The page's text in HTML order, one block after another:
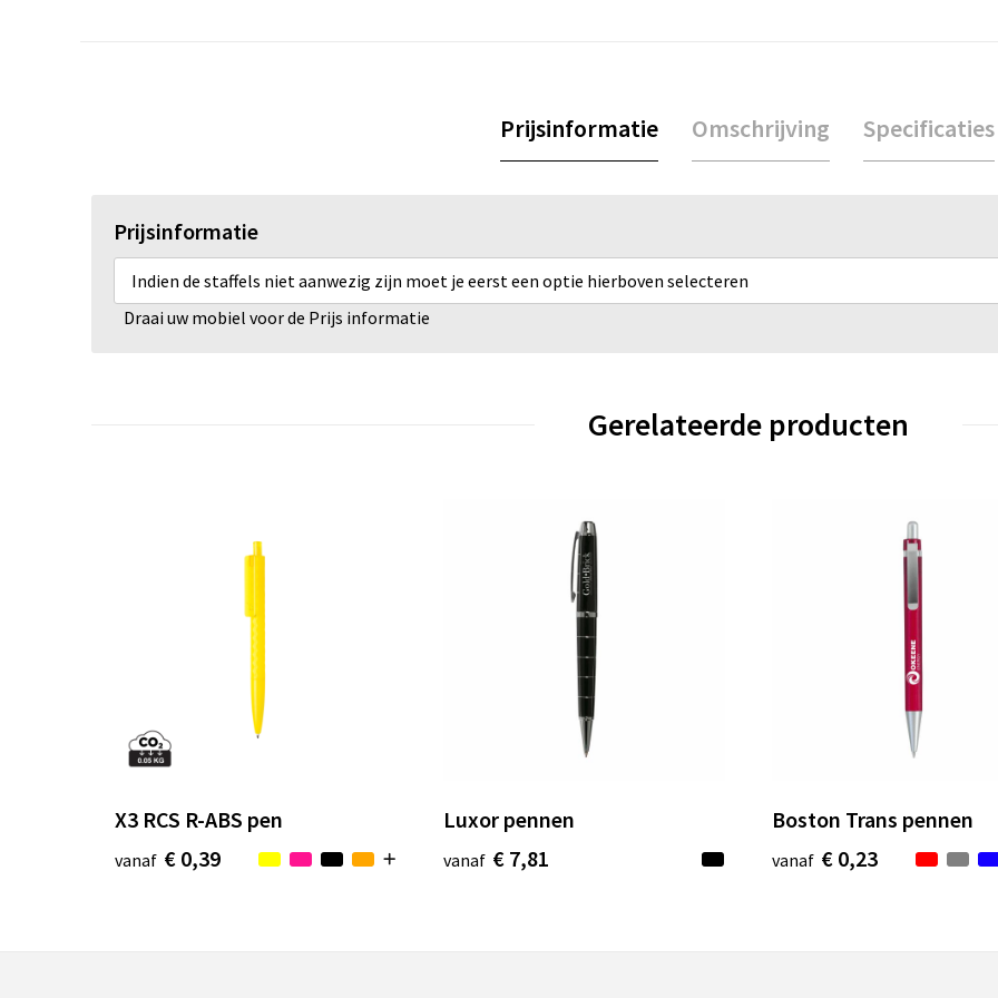
Prijsinformatie Omschrijving Specificaties
Prijsinformatie
Indien de staffels niet aanwezig zijn moet je eerst een optie hierboven selecteren
Draai uw mobiel voor de Prijs informatie
Gerelateerde producten
X3 RCS R-ABS pen
vanaf € 0,39
Luxor pennen
vanaf € 7,81
Boston Trans pennen
vanaf € 0,23